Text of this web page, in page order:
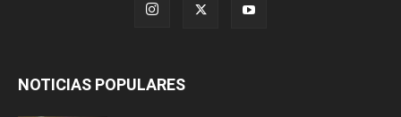
NOTICIAS POPULARES